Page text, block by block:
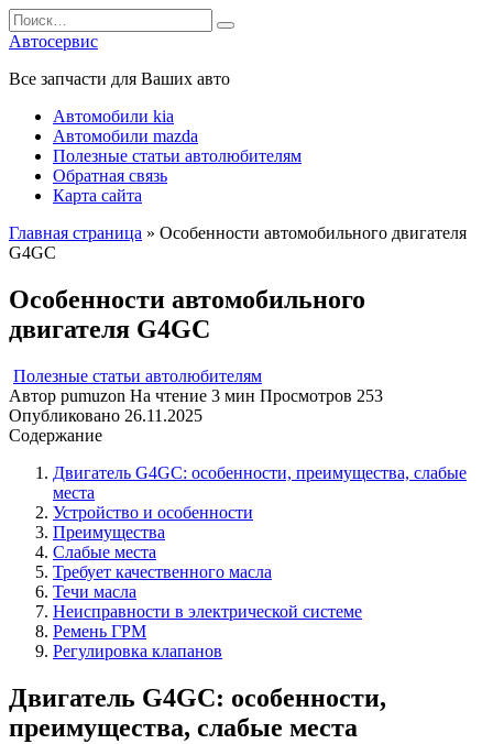
Перейти
к
содержанию
Search
for:
Автосервис
Все запчасти для Ваших авто
Автомобили kia
Автомобили mazda
Полезные статьи автолюбителям
Обратная связь
Карта сайта
Главная страница » Особенности автомобильного двигателя
G4GC
Особенности автомобильного
двигателя G4GC
Полезные статьи автолюбителям
Автор pumuzon На чтение 3 мин Просмотров 253
Опубликовано 26.11.2025
Содержание
Двигатель G4GC: особенности, преимущества, слабые
места
Устройство и особенности
Преимущества
Слабые места
Требует качественного масла
Течи масла
Неисправности в электрической системе
Ремень ГРМ
Регулировка клапанов
Двигатель G4GC: особенности,
преимущества, слабые места